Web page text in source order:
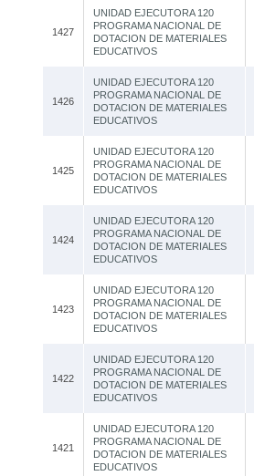
1427
UNIDAD EJECUTORA 120
PROGRAMA NACIONAL DE
DOTACION DE MATERIALES
EDUCATIVOS
1426
UNIDAD EJECUTORA 120
PROGRAMA NACIONAL DE
DOTACION DE MATERIALES
EDUCATIVOS
1425
UNIDAD EJECUTORA 120
PROGRAMA NACIONAL DE
DOTACION DE MATERIALES
EDUCATIVOS
1424
UNIDAD EJECUTORA 120
PROGRAMA NACIONAL DE
DOTACION DE MATERIALES
EDUCATIVOS
1423
UNIDAD EJECUTORA 120
PROGRAMA NACIONAL DE
DOTACION DE MATERIALES
EDUCATIVOS
1422
UNIDAD EJECUTORA 120
PROGRAMA NACIONAL DE
DOTACION DE MATERIALES
EDUCATIVOS
1421
UNIDAD EJECUTORA 120
PROGRAMA NACIONAL DE
DOTACION DE MATERIALES
EDUCATIVOS